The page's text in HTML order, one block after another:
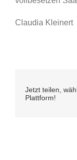
Claudia Kleinert
Jetzt teilen,
Plattform!